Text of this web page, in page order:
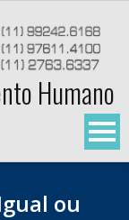
Humano
ou